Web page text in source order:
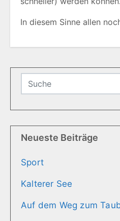
In diesem Sinne allen
Neueste Beiträge
Sport
Kalterer See
Auf dem Weg zum